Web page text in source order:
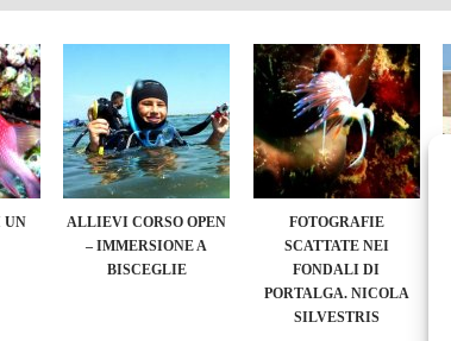
UN
ALLIEVI CORSO OPEN
– IMMERSIONE A
BISCEGLIE
FOTOGRAFIE
SCATTATE NEI
FONDALI DI
PORTALGA. NICOLA
SILVESTRIS